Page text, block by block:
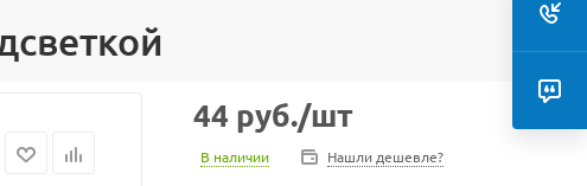
44 руб./шт
В наличии Нашли дешевле?